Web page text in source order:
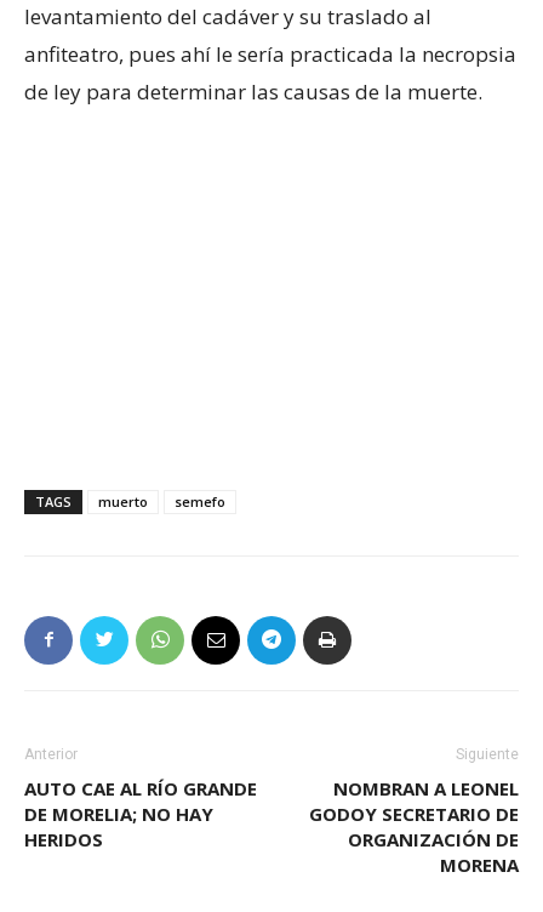
levantamiento del cadáver y su traslado al
anfiteatro, pues ahí le sería practicada la necropsia
de ley para determinar las causas de la muerte.
TAGS muerto semefo
Anterior
AUTO CAE AL RÍO GRANDE
DE MORELIA; NO HAY
HERIDOS
Siguiente
NOMBRAN A LEONEL
GODOY SECRETARIO DE
ORGANIZACIÓN DE
MORENA